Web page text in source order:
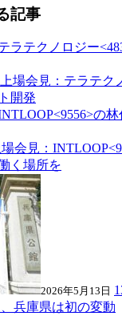
記事
上場会見：テラテク
開発
場会見：
く場所を
2026年5月13日
兵庫県は初の変動